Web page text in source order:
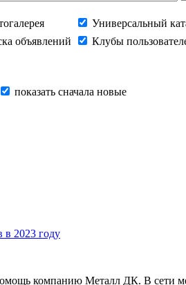
Универсальный
объявлений Клубы
показать сначала новые
в 2023 году
компанию Металл ДК. В сети